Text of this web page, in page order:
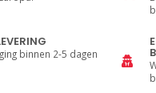
binnen 2-5 dagen